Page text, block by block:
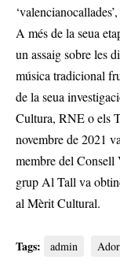
A més de la seua
un assaig sobre les
música tradicional
de la seua
Cultura, RNE o els
novembre de 2021
membre del
grup Al Tall va
al Mèrit Cultural.
Tags: admin Ador